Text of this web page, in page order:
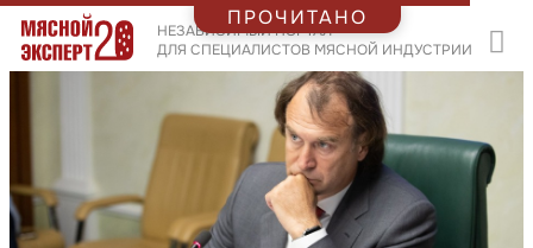
НЕЗАВИСИМЫЙ ПОРТАЛ
ДЛЯ СПЕЦИАЛИСТОВ МЯСНОЙ ИНДУСТРИИ
ПРОЧИТАНО